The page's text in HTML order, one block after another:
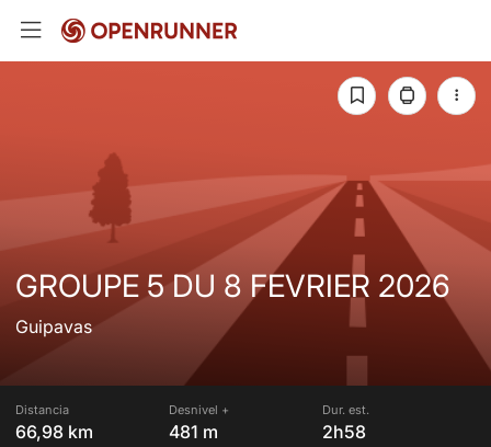
GROUPE 5 DU 8 FEVRIER 2026
Guipavas
Distancia
66,98 km
Desnivel +
481 m
Dur. est.
2h58